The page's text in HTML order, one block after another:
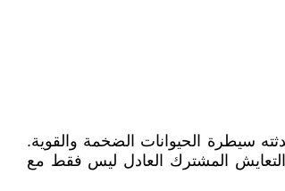
سيطرة الحيوانات الضخمة والقوية.
التعايش المشترك العادل ليس فقط مع